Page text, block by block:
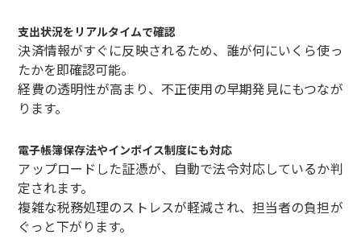
支出状況をリアルタイムで確認
決済情報がすぐに反映されるため、誰が何にいくら使っ
たかを即確認可能。
経費の透明性が高まり、不正使用の早期発見にもつなが
ります。
電子帳簿保存法やインボイス制度にも対応
アップロードした証憑が、自動で法令対応しているか判
定されます。
複雑な税務処理のストレスが軽減され、担当者の負担が
ぐっと下がります。